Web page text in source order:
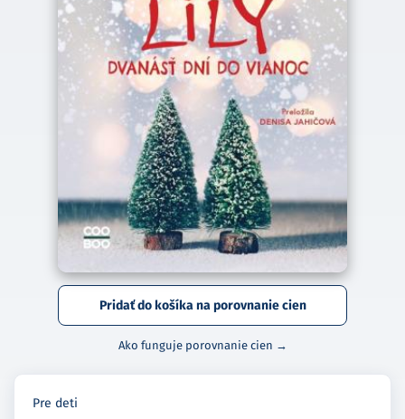
Pridať do košíka na porovnanie cien
Ako funguje porovnanie cien →
Pre deti